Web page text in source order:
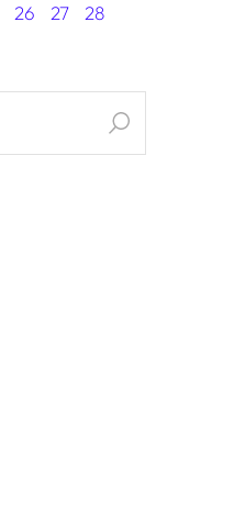
26 27 28